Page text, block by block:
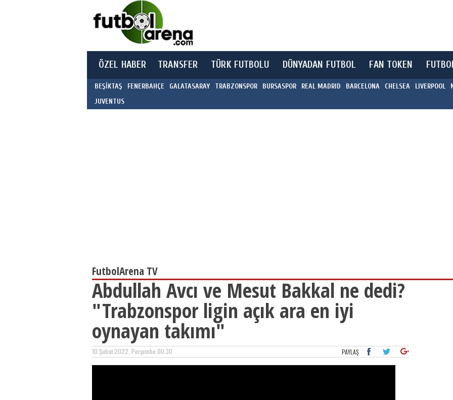
ÖZEL HABER TRANSFER TÜRK FUTBOLU DÜNYADAN FUTBOL FAN TOKEN
BEŞİKTAŞ FENERBAHÇE GALATASARAY TRABZONSPOR BURSASPOR REAL MADRID BARCELONA CHELSEA LIVERPOOL
JUVENTUS
FutbolArena TV
Abdullah Avcı ve Mesut Bakkal ne dedi?
"Trabzonspor ligin açık ara en iyi
oynayan takımı"
10 Şubat 2022, Perşembe 00:30 PAYLAŞ